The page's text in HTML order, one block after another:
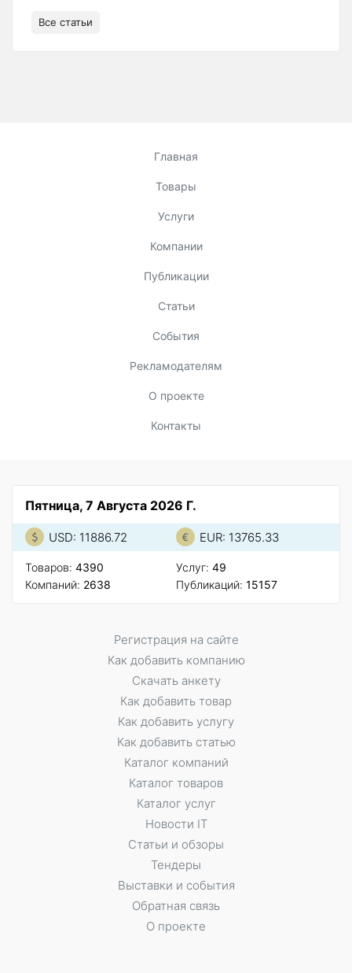
Все статьи
Главная
Товары
Услуги
Компании
Публикации
Статьи
События
Рекламодателям
О проекте
Контакты
Пятница, 7 Августа 2026 Г.
USD: 11886.72 EUR: 13765.33
Товаров: 4390
Компаний: 2638
Услуг: 49
Публикаций: 15157
Регистрация на сайте
Как добавить компанию
Скачать анкету
Как добавить товар
Как добавить услугу
Как добавить статью
Каталог компаний
Каталог товаров
Каталог услуг
Новости IT
Статьи и обзоры
Тендеры
Выставки и события
Обратная связь
О проекте